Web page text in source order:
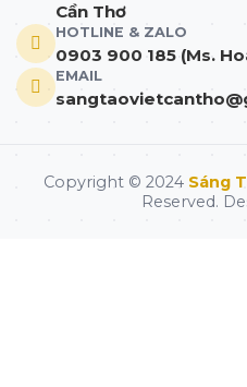
Cần Thơ
HOTLINE & ZALO
0903 900 185 (Ms.
EMAIL
Copyright © 2024 Sáng
Reserved.